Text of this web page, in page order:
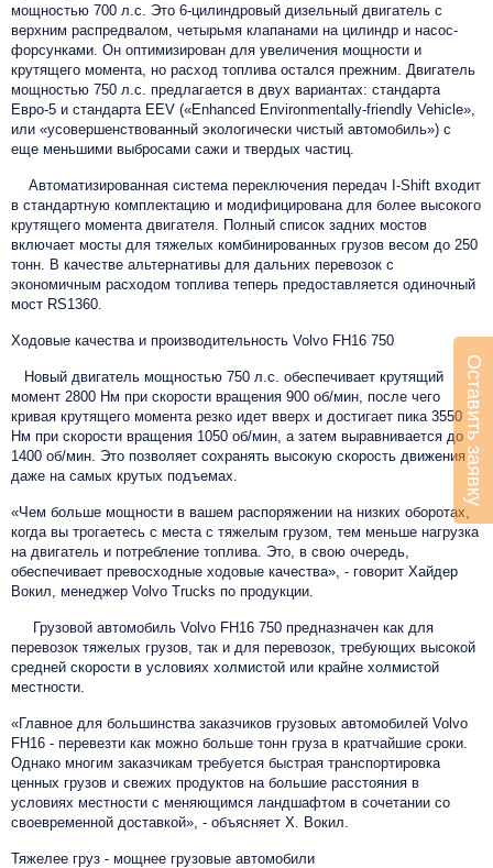
мощностью 700 л.с. Это 6-цилиндровый дизельный двигатель с
верхним распредвалом, четырьмя клапанами на цилиндр и насос-
форсунками. Он оптимизирован для увеличения мощности и
крутящего момента, но расход топлива остался прежним. Двигатель
мощностью 750 л.с. предлагается в двух вариантах: стандарта
Евро-5 и стандарта EEV («Enhanced Environmentally-friendly Vehicle»,
или «усовершенствованный экологически чистый автомобиль») с
еще меньшими выбросами сажи и твердых частиц.
Автоматизированная система переключения передач I-Shift входит
в стандартную комплектацию и модифицирована для более высокого
крутящего момента двигателя. Полный список задних мостов
включает мосты для тяжелых комбинированных грузов весом до 250
тонн. В качестве альтернативы для дальних перевозок с
экономичным расходом топлива теперь предоставляется одиночный
мост RS1360.
Ходовые качества и производительность Volvo FH16 750
Новый двигатель мощностью 750 л.с. обеспечивает крутящий
момент 2800 Нм при скорости вращения 900 об/мин, после чего
кривая крутящего момента резко идет вверх и достигает пика 3550
Нм при скорости вращения 1050 об/мин, а затем выравнивается до
1400 об/мин. Это позволяет сохранять высокую скорость движения
даже на самых крутых подъемах.
«Чем больше мощности в вашем распоряжении на низких оборотах,
когда вы трогаетесь с места с тяжелым грузом, тем меньше нагрузка
на двигатель и потребление топлива. Это, в свою очередь,
обеспечивает превосходные ходовые качества», - говорит Хайдер
Вокил, менеджер Volvo Trucks по продукции.
Грузовой автомобиль Volvo FH16 750 предназначен как для
перевозок тяжелых грузов, так и для перевозок, требующих высокой
средней скорости в условиях холмистой или крайне холмистой
местности.
«Главное для большинства заказчиков грузовых автомобилей Volvo
FH16 - перевезти как можно больше тонн груза в кратчайшие сроки.
Однако многим заказчикам требуется быстрая транспортировка
ценных грузов и свежих продуктов на большие расстояния в
условиях местности с меняющимся ландшафтом в сочетании со
своевременной доставкой», - объясняет Х. Вокил.
Тяжелее груз - мощнее грузовые автомобили
Оставить заявку